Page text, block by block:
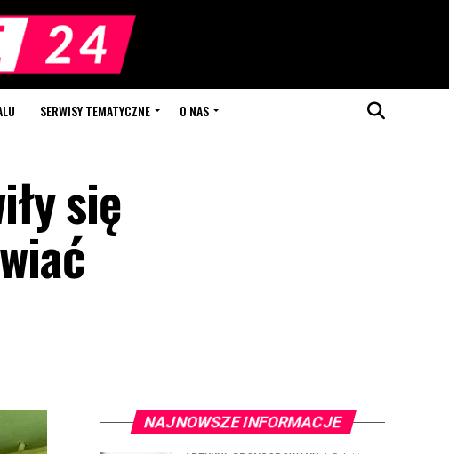
SERWISY TEMATYCZNE O NAS
się
NAJNOWSZE INFORMACJE